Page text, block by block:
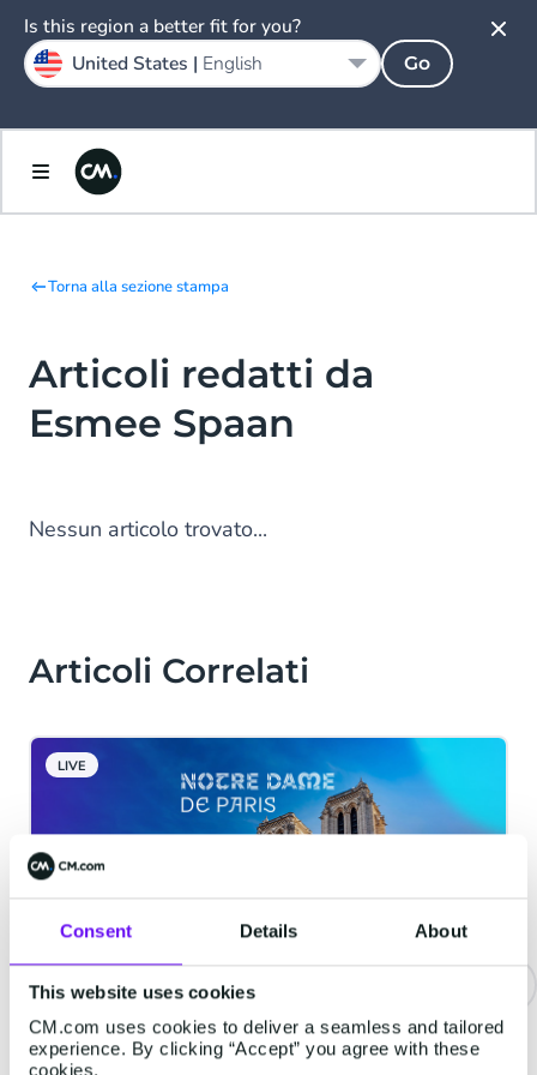
Consent Details About
This website uses cookies
CM.com uses cookies to deliver a seamless and tailored
experience. By clicking “Accept” you agree with these
cookies.
Torna alla sezione stampa
Articoli redatti da
Esmee Spaan
Nessun articolo trovato...
Articoli Correlati
LIVE
La Cattedrale di Notre-Dame
adotta una soluzione di ticketing
Is this region a better fit for you?
United States | English Go